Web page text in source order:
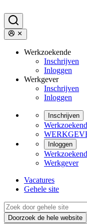
Werkzoekende
Inschrijven
Inloggen
Werkgever
Inschrijven
Inloggen
Inschrijven
Inloggen
Werkgever
Vacatures
Gehele site